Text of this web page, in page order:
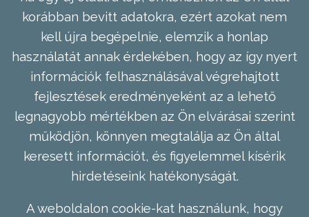
korábban bevitt adatokra, ezért azokat nem
kell újra begépelnie, elemzik a honlap
használatát annak érdekében, hogy az így nyert
információk felhasználásával végrehajtott
fejlesztések eredményeként az a lehető
legnagyobb mértékben az Ön elvárásai szerint
működjön, könnyen megtalálja az Ön által
keresett információt, és figyelemmel kísérik
hirdetéseink hatékonyságát.
A weboldalon cookie-kat használunk, hogy